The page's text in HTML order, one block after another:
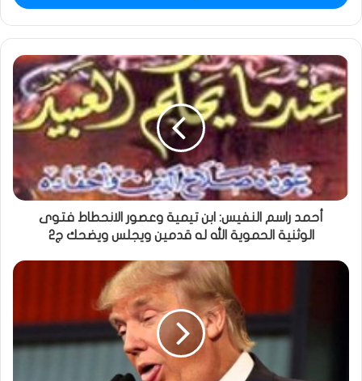
أحمد راسم النفيس: ابن تيمية وعصور الانحطاط فتوى
الوثنية الحموية الله له قدمين ويجلس ويضحك ج2